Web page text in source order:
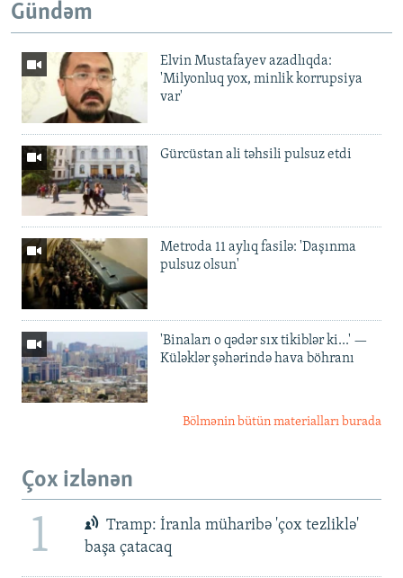
Gündəm
Elvin Mustafayev azadlıqda:
'Milyonluq yox, minlik korrupsiya
var'
Gürcüstan ali təhsili pulsuz etdi
Metroda 11 aylıq fasilə: 'Daşınma
pulsuz olsun'
'Binaları o qədər sıx tikiblər ki...' —
Küləklər şəhərində hava böhranı
Bölmənin bütün materialları burada
Çox izlənən
1
Tramp: İranla müharibə 'çox tezliklə'
başa çatacaq